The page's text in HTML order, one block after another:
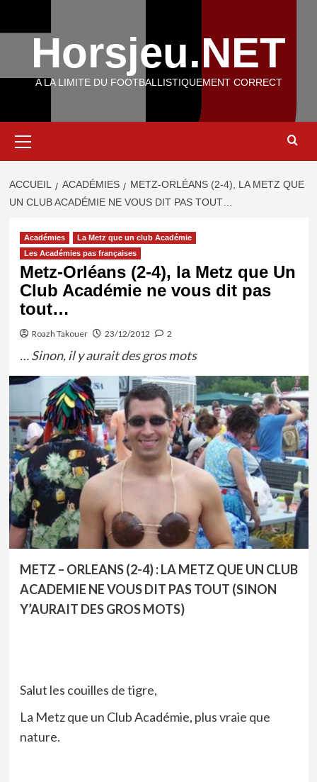
Horsjeu.NET
A LA LIMITE DU FOOTBALLISTIQUEMENT CORRECT
principal
ACCUEIL ACADÉMIES
METZ-ORLÉANS (2-4), LA METZ QUE
UN CLUB ACADÉMIE NE VOUS DIT PAS TOUT…
Académies
La Metz que un club Académie
Les Académies pas françaises
Metz-Orléans (2-4), la Metz que Un
Club Académie ne vous dit pas
tout…
Roazh Takouer 23/12/2012 2
… Sinon, il y aurait des gros mots
METZ – ORLEANS (2-4) : LA METZ QUE UN CLUB
ACADEMIE NE VOUS DIT PAS TOUT (SINON
Y’AURAIT DES GROS MOTS)
Salut les couilles de tigre,
La Metz que un Club Académie, plus vraie que
nature.